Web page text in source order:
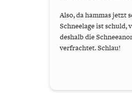
Also, da hammas jetzt
Schneelage ist schuld,
deshalb die
verfrachtet. Schlau!